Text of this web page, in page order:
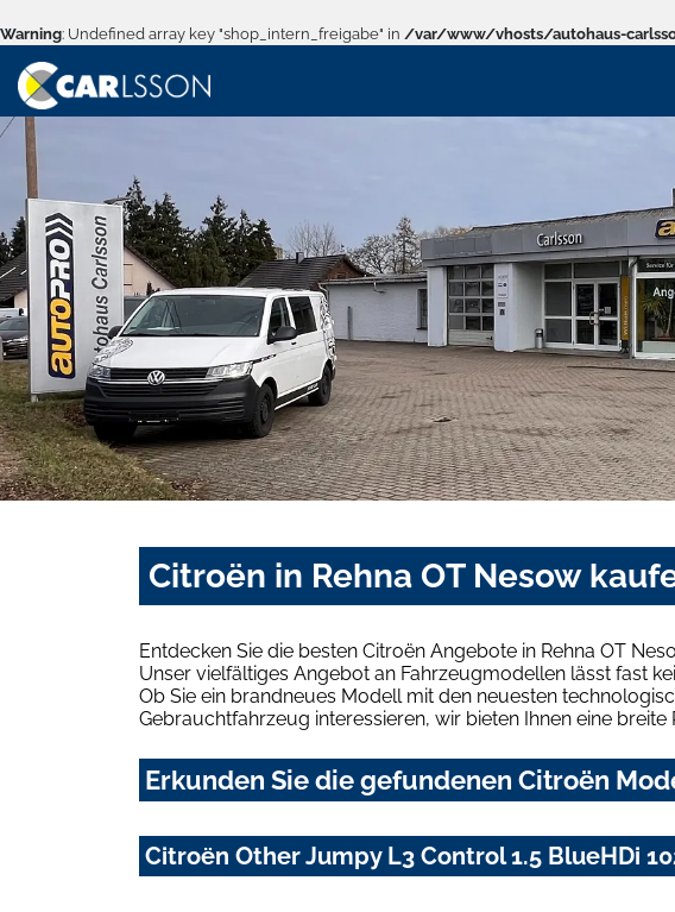
Warning: Undefined array key "shop_intern_freigabe" in /var/www/vhosts/autohaus-
Citroën in Rehna OT Nesow
Entdecken Sie die besten Citroën Angebote in Rehna OT
Unser vielfältiges Angebot an Fahrzeugmodellen lässt fast
Ob Sie ein brandneues Modell mit den neuesten
Gebrauchtfahrzeug interessieren, wir bieten Ihnen eine breite
Erkunden Sie die gefundenen Citroën
Citroën Other Jumpy L3 Control 1.5 BlueHDi